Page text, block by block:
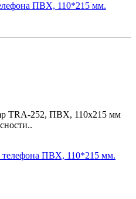
ПВХ, 110*215 мм.
TRA-252, ПВХ, 110x215 мм